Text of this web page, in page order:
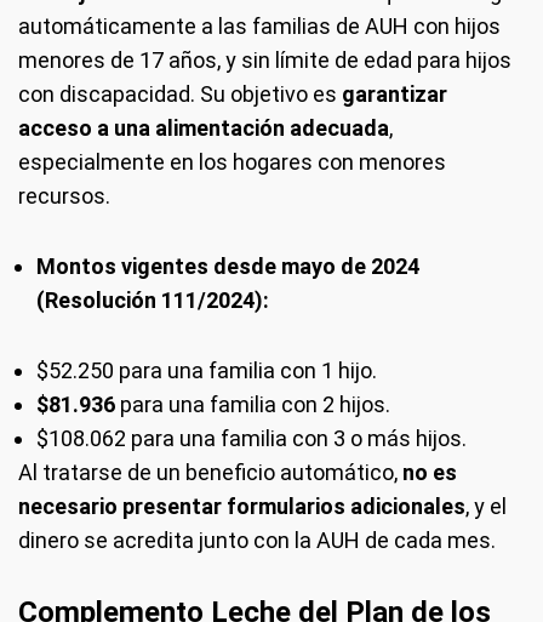
automáticamente a las familias de AUH con hijos
menores de 17 años, y sin límite de edad para hijos
con discapacidad. Su objetivo es garantizar
acceso a una alimentación adecuada,
especialmente en los hogares con menores
recursos.
Montos vigentes desde mayo de 2024
(Resolución 111/2024):
$52.250 para una familia con 1 hijo.
$81.936 para una familia con 2 hijos.
$108.062 para una familia con 3 o más hijos.
Al tratarse de un beneficio automático, no es
necesario presentar formularios adicionales, y el
dinero se acredita junto con la AUH de cada mes.
Complemento Leche del Plan de los